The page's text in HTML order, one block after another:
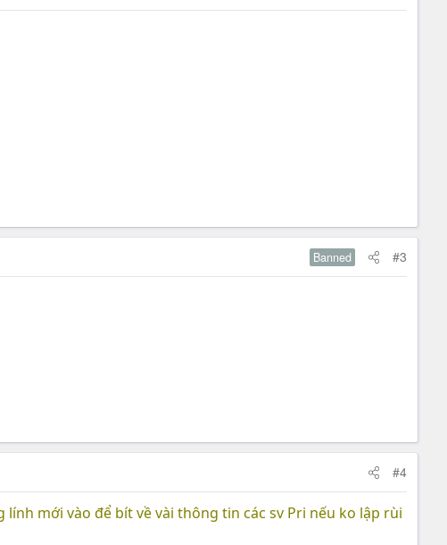
Banned #3
#4
mới vào để bít về vài thông tin các sv Pri nếu ko lập rùi